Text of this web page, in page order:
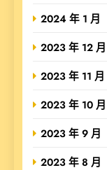
2024 年 1 月
2023 年 12 月
2023 年 11 月
2023 年 10 月
2023 年 9 月
2023 年 8 月